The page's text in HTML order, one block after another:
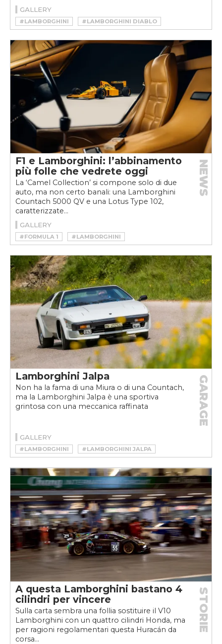
GALLERY
#LAMBORGHINI
#LAMBORGHINI DIABLO
#LAMBORGHINI DIABLO W16
F1 e Lamborghini: l’abbinamento
più folle che vedrete oggi
La ‘Camel Collection’ si compone solo di due
auto, ma non certo banali: una Lamborghini
Countach 5000 QV e una Lotus Type 102,
caratterizzate...
NEWS
GALLERY
#FORMULA 1
#LAMBORGHINI
#MOTORSPORT
Lamborghini Jalpa
Non ha la fama di una Miura o di una Countach,
ma la Lamborghini Jalpa è una sportiva
grintosa con una meccanica raffinata
GARAGE
GALLERY
#LAMBORGHINI
#LAMBORGHINI JALPA
#LAMBORGHINI JALPA STORIA
A questa Lamborghini bastano 4
cilindri per vincere
Sulla carta sembra una follia sostituire il V10
Lamborghini con un quattro cilindri Honda, ma
per ragioni regolamentari questa Huracán da
corsa...
STORIE